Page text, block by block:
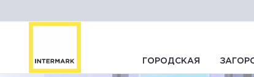
ГОРОДСКАЯ